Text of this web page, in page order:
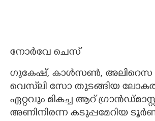
നോർവേ ചെസ്
ഗുകേഷ്, കാൾസൺ, അലിറെസ
വെസ്‌ലി സോ തുടങ്ങിയ
ഏറ്റവും മികച്ച ആറ്
അണിനിരന്ന കടുപ്പമേറിയ